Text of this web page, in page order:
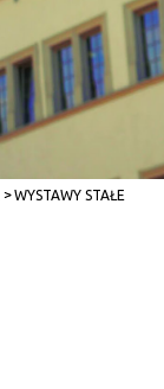
WYSTAWY STAŁE